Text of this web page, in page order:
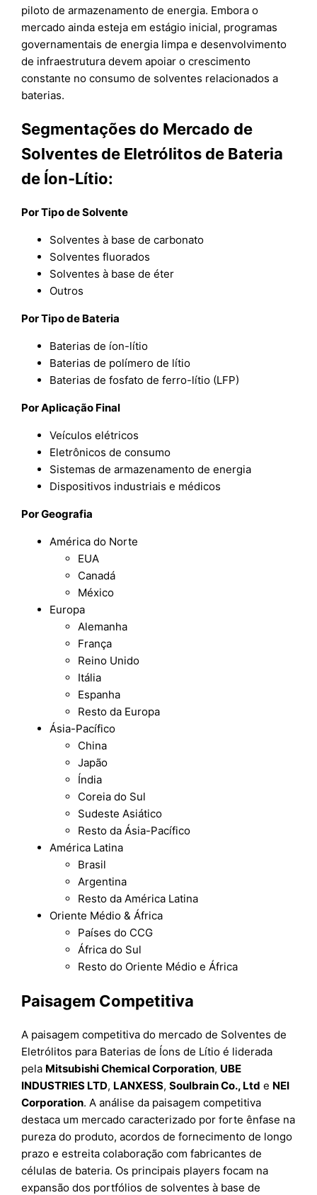
piloto de armazenamento de energia. Embora o
mercado ainda esteja em estágio inicial, programas
governamentais de energia limpa e desenvolvimento
de infraestrutura devem apoiar o crescimento
constante no consumo de solventes relacionados a
baterias.
Segmentações do Mercado de
Solventes de Eletrólitos de Bateria
de Íon-Lítio:
Por Tipo de Solvente
Solventes à base de carbonato
Solventes fluorados
Solventes à base de éter
Outros
Por Tipo de Bateria
Baterias de íon-lítio
Baterias de polímero de lítio
Baterias de fosfato de ferro-lítio (LFP)
Por Aplicação Final
Veículos elétricos
Eletrônicos de consumo
Sistemas de armazenamento de energia
Dispositivos industriais e médicos
PorGeografia
América do Norte
EUA
Canadá
México
Europa
Alemanha
França
Reino Unido
Itália
Espanha
Resto da Europa
Ásia-Pacífico
China
Japão
Índia
Coreia do Sul
Sudeste Asiático
Resto da Ásia-Pacífico
América Latina
Brasil
Argentina
Resto da América Latina
Oriente Médio & África
Países do CCG
África do Sul
Resto do Oriente Médio e África
Paisagem Competitiva
A paisagem competitiva do mercado de Solventes de
Eletrólitos para Baterias de Íons de Lítio é liderada
pela Mitsubishi Chemical Corporation, UBE
INDUSTRIES LTD, LANXESS,Soulbrain Co., Ltd e NEI
Corporation. A análise da paisagem competitiva
destaca um mercado caracterizado por forte ênfase na
pureza do produto, acordos de fornecimento de longo
prazo e estreita colaboração com fabricantes de
células de bateria. Os principais players focam na
expansão dos portfólios de solventes à base de